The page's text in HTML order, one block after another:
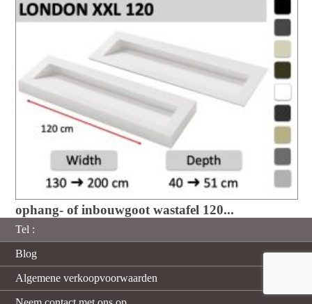
ophang- of inbouwgoot wastafel 120...
Tel :
Blog
Algemene verkoopvoorwaarden